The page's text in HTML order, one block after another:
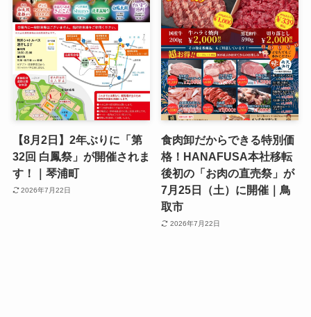
【8月2日】2年ぶりに「第
32回 白鳳祭」が開催されま
す！｜琴浦町
2026年7月22日
食肉卸だからできる特別価
格！HANAFUSA本社移転
後初の「お肉の直売祭」が
7月25日（土）に開催｜鳥
取市
2026年7月22日